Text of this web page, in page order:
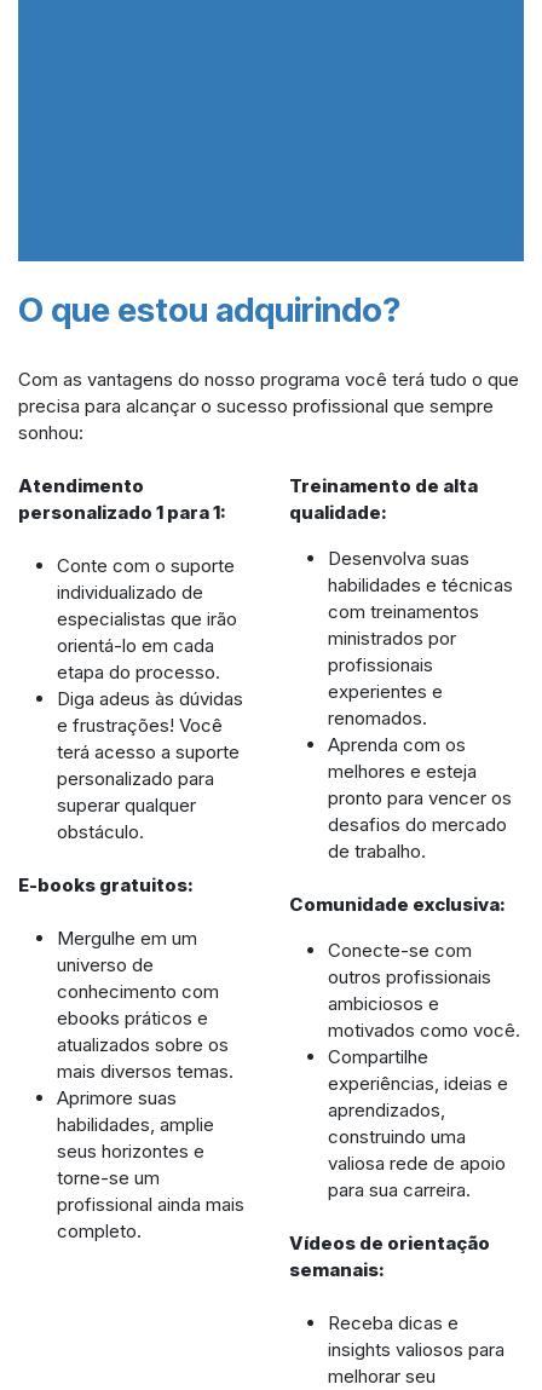
O que estou adquirindo?
Com as vantagens do nosso programa você terá tudo o que
precisa para alcançar o sucesso profissional que sempre
sonhou:
Atendimento
personalizado 1 para 1:
Conte com o suporte
individualizado de
especialistas que irão
orientá-lo em cada
etapa do processo.
Diga adeus às dúvidas
e frustrações! Você
terá acesso a suporte
personalizado para
superar qualquer
obstáculo.
E-books gratuitos:
Mergulhe em um
universo de
conhecimento com
ebooks práticos e
atualizados sobre os
mais diversos temas.
Aprimore suas
habilidades, amplie
seus horizontes e
torne-se um
profissional ainda mais
completo.
Treinamento de alta
qualidade:
Desenvolva suas
habilidades e técnicas
com treinamentos
ministrados por
profissionais
experientes e
renomados.
Aprenda com os
melhores e esteja
pronto para vencer os
desafios do mercado
de trabalho.
Comunidade exclusiva:
Conecte-se com
outros profissionais
ambiciosos e
motivados como você.
Compartilhe
experiências, ideias e
aprendizados,
construindo uma
valiosa rede de apoio
para sua carreira.
Vídeos de orientação
semanais:
Receba dicas e
insights valiosos para
melhorar seu